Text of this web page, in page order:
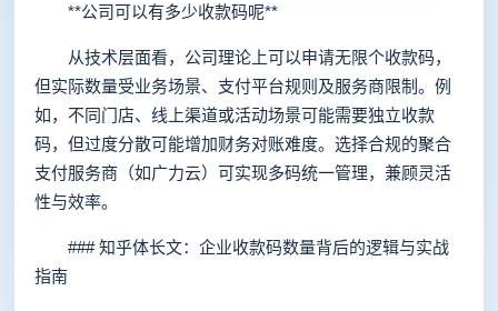
**公司可以有多少收款码呢**
从技术层面看，公司理论上可以申请无限个收款码，
但实际数量受业务场景、支付平台规则及服务商限制。例
如，不同门店、线上渠道或活动场景可能需要独立收款
码，但过度分散可能增加财务对账难度。选择合规的聚合
支付服务商（如广力云）可实现多码统一管理，兼顾灵活
性与效率。
### 知乎体长文：企业收款码数量背后的逻辑与实战
指南